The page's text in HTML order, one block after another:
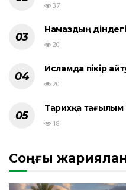
37
Намаздың
20
Исламда пікір
20
Тарихқа тағылым
18
Соңғы